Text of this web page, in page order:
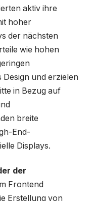
aktiv ihre
hoher
der nächsten
wie hohen
und erzielen
in Bezug auf
breite
End-
Displays.
der
Frontend
Erstellung von